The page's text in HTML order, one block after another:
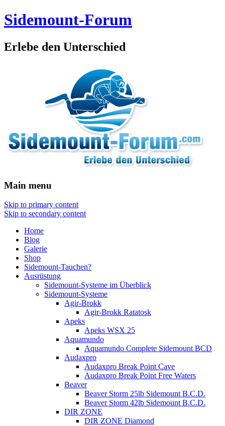
Sidemount-Forum
Erlebe den Unterschied
Main menu
Skip to primary content
Skip to secondary content
Home
Blog
Galerie
Shop
Sidemount-Tauchen?
Ausrüstung
Sidemount-Systeme im Überblick
Sidemount-Systeme
Agir-Brokk
Agir-Brokk Ratatosk
Apeks
Apeks WSX 25
Aquamundo
Aquamundo Complete Sidemount BCD
Audaxpro
Audaxpro Break Point Cave
Audaxpro Break Point Free Waters
Beaver
Beaver Storm 25lb Sidemount B.C.D.
Beaver Storm 42lb Sidemount B.C.D.
DIR ZONE
DIR ZONE Diamond